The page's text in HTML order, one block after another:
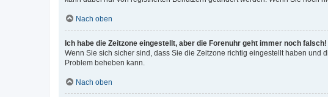
Nach oben
Ich habe die Zeitzone eingestellt, aber die Forenuhr geht immer noch falsch!
Wenn Sie sich sicher sind, dass Sie die Zeitzone richtig eingestellt haben und
Problem beheben kann.
Nach oben